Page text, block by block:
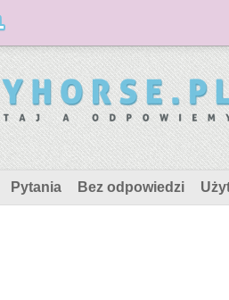
Pytania Bez odpowiedzi